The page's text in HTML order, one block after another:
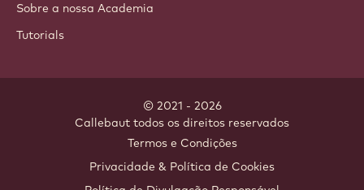
Sobre a nossa Academia
Tutorials
© 2021 - 2026
Callebaut todos os direitos reservados
Termos e Condições
Privacidade & Política de Cookies